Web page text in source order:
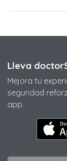
Lleva
Mejora tu
seguridad
app.